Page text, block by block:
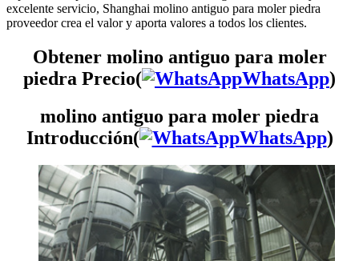
excelente servicio, Shanghai molino antiguo para moler piedra
proveedor crea el valor y aporta valores a todos los clientes.
Obtener molino antiguo para moler
piedra Precio(
WhatsApp)
molino antiguo para moler piedra
Introducción(
WhatsApp)